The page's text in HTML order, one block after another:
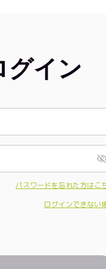
グイン
パスワードを忘れた方はこ
ログインできない